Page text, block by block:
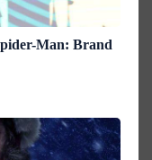
Man: Brand